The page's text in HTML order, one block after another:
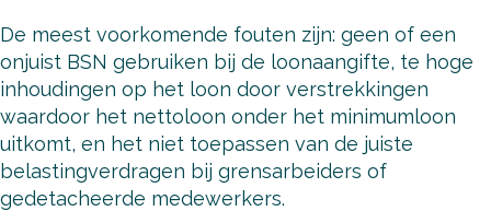
De meest voorkomende fouten zijn: geen of een
onjuist BSN gebruiken bij de loonaangifte, te hoge
inhoudingen op het loon door verstrekkingen
waardoor het nettoloon onder het minimumloon
uitkomt, en het niet toepassen van de juiste
belastingverdragen bij grensarbeiders of
gedetacheerde medewerkers.